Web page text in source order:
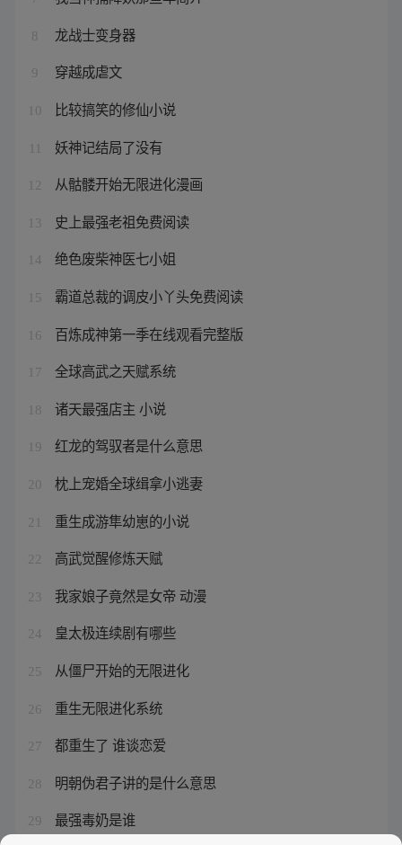
8 龙战士变身器
9 穿越成虐文
10 比较搞笑的修仙小说
妖神记结局了没有
12 从骷髅开始无限进化漫画
13 史上最强老祖免费阅读
14 绝色废柴神医七小姐
15 霸道总裁的调皮小丫头免费阅读
16 百炼成神第一季在线观看完整版
17 全球高武之天赋系统
18 诸天最强店主 小说
19 红龙的驾驭者是什么意思
20 枕上宠婚全球缉拿小逃妻
21 重生成游隼幼崽的小说
22 高武觉醒修炼天赋
23 我家娘子竟然是女帝 动漫
24 皇太极连续剧有哪些
25 从僵尸开始的无限进化
26 重生无限进化系统
27 都重生了 谁谈恋爱
28 明朝伪君子讲的是什么意思
29 最强毒奶是谁